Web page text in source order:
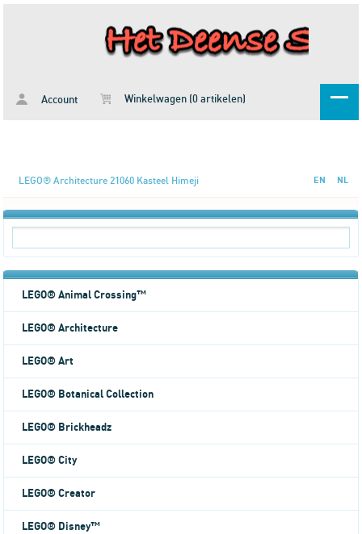
Account Winkelwagen (0 artikelen)
LEGO® Architecture 21060 Kasteel Himeji EN NL
LEGO® Animal Crossing™
LEGO® Architecture
LEGO® Art
LEGO® Botanical Collection
LEGO® Brickheadz
LEGO® City
LEGO® Creator
LEGO® Disney™